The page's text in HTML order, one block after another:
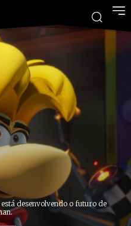
desenvolvendo o futuro de